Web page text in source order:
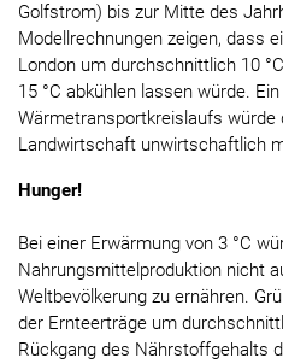
Golfstrom) bis zur Mitte des
Modellrechnungen zeigen, dass
London um durchschnittlich 10
15 °C abkühlen lassen würde.
Wärmetransportkreislaufs würde
Landwirtschaft unwirtschaftlich
Hunger!
Bei einer Erwärmung von 3 °C
Nahrungsmittelproduktion nicht
Weltbevölkerung zu ernähren.
der Ernteerträge um
Rückgang des Nährstoffgehalts